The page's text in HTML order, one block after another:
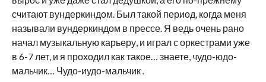
считают вундеркиндом. Был такой период, когда меня
называли вундеркиндом в прессе. Я ведь очень рано
начал музыкальную карьеру, и играл с оркестрами уже
в 6-7 лет, и я проходил как такое… знаете, чудо-юдо-
мальчик… Чудо-иудо-мальчик.